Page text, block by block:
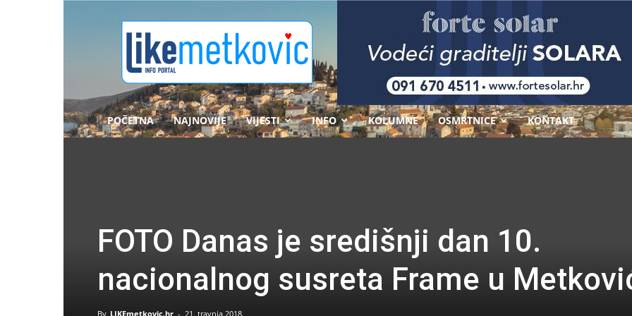
POČETNA NAJNOVIJE VIJESTI INFO KOLUMNE OSMRTNICE KONTAKT
FOTO Danas je središnji dan 10.
nacionalnog susreta Frame u
By LIKEmetkovic.hr - 21. travnja 2018.